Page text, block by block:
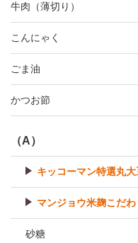
牛肉（薄切り）
こんにゃく
ごま油
かつお節
（A）
キッコーマン特選丸
マンジョウ米麹こだ
砂糖